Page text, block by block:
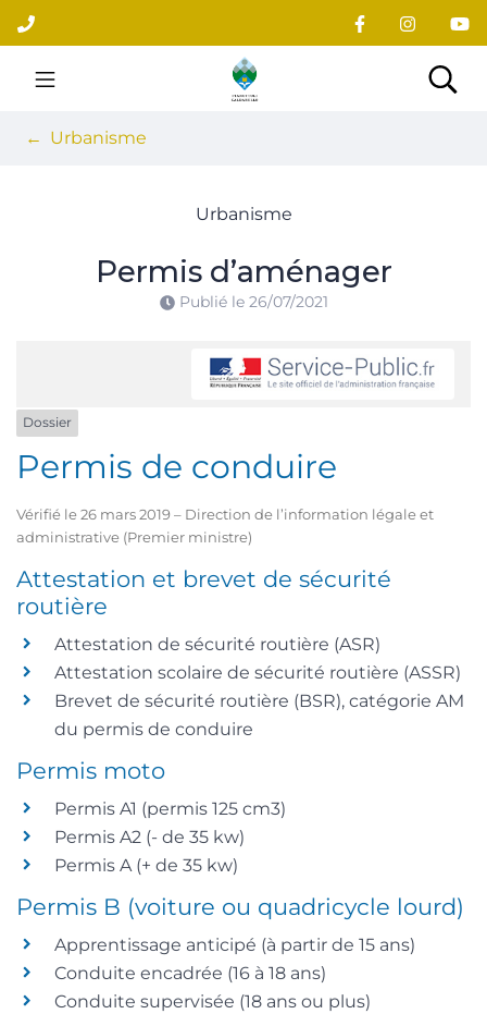
Aller
au
contenu
Site officiel du village
Urbanisme
Urbanisme
Permis d’aménager
Publié le 26/07/2021
Dossier
Permis de conduire
Vérifié le 26 mars 2019 – Direction de l’information légale et
administrative (Premier ministre)
Attestation et brevet de sécurité
routière
Attestation de sécurité routière (ASR)
Attestation scolaire de sécurité routière (ASSR)
Brevet de sécurité routière (BSR), catégorie AM
du permis de conduire
Permis moto
Permis A1 (permis 125 cm3)
Permis A2 (- de 35 kw)
Permis A (+ de 35 kw)
Permis B (voiture ou quadricycle lourd)
Apprentissage anticipé (à partir de 15 ans)
Conduite encadrée (16 à 18 ans)
Conduite supervisée (18 ans ou plus)